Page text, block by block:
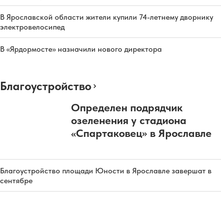
В Ярославской области жители купили 74-летнему дворнику
электровелосипед
В «Ярдормосте» назначили нового директора
Благоустройство
Определен подрядчик
озеленения у стадиона
«Спартаковец» в Ярославле
Благоустройство площади Юности в Ярославле завершат в
сентябре